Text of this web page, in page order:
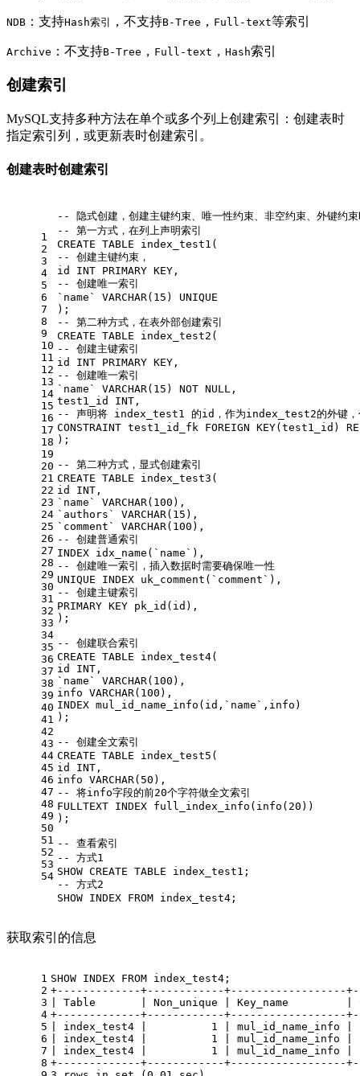
NDB ：支持Hash索引 ，不支持B-Tree ， Full-text等索引
Archive ：不支持B-Tree ， Full-text ， Hash索引
创建索引
MySQL支持多种方法在单个或多个列上创建索引：创建表时
指定索引列，或更新表时创建索引。
创建表时创建索引
1
2
3
4
5
6
7
8
9
10
11
12
13
14
15
16
17
18
19
20
21
22
23
24
25
26
27
28
29
30
31
32
33
34
35
36
37
38
39
40
41
42
43
44
45
46
47
48
49
50
51
52
53
54
-- 隐式创建，创建主键约束、唯一性约束、非空约束、外键约
-- 第一方式，在列上声明索引
CREATE TABLE index_test1(
-- 创建主键约束，
id INT PRIMARY KEY,
-- 创建唯一索引
`name` VARCHAR( 15 ) UNIQUE
);
-- 第二种方式，在表外部创建索引
CREATE TABLE index_test2(
-- 创建主键索引
id INT PRIMARY KEY,
-- 创建唯一索引
`name` VARCHAR( 15 ) NOT NULL ,
test1_id INT ,
-- 声明将 index_test1 的id，作为index_test2的外键
CONSTRAINT test1_id_fk FOREIGN KEY(test1_id)
);
-- 第二种方式，显式创建索引
CREATE TABLE index_test3(
id INT ,
`name` VARCHAR( 100 ),
`authors` VARCHAR( 15 ),
`comment` VARCHAR( 100 ),
-- 创建普通索引
INDEX idx_name(`name`),
-- 创建唯一索引，插入数据时需要确保唯一性
UNIQUE INDEX uk_comment(`comment`),
-- 创建主键索引
PRIMARY KEY pk_id(id),
);
-- 创建联合索引
CREATE TABLE index_test4(
id INT ,
`name` VARCHAR( 100 ),
info VARCHAR( 100 ),
INDEX mul_id_name_info(id,`name`,info)
);
-- 创建全文索引
CREATE TABLE index_test5(
id INT ,
info VARCHAR( 50 ),
-- 将info字段的前20个字符做全文索引
FULLTEXT INDEX full_index_info(info( 20 ))
);
-- 查看索引
-- 方式1
SHOW CREATE TABLE index_test1;
-- 方式2
SHOW INDEX FROM index_test4;
获取索引的信息
1
2
3
4
5
6
7
8
SHOW INDEX FROM index_test4;
+-------------+------------+------------------
Table Non_unique Key_name
+-------------+------------+------------------
index_test4 1 mul_id_name_info
index_test4 1 mul_id_name_info
index_test4 1 mul_id_name_info
+-------------+------------+------------------